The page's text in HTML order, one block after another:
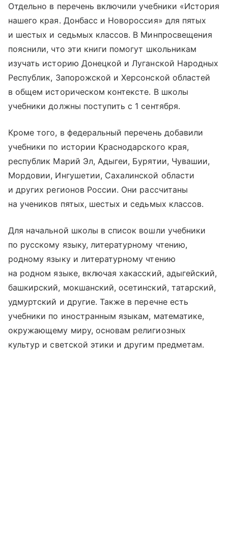
Отдельно в перечень включили учебники «История
нашего края. Донбасс и Новороссия» для пятых
и шестых и седьмых классов. В Минпросвещения
пояснили, что эти книги помогут школьникам
изучать историю Донецкой и Луганской Народных
Республик, Запорожской и Херсонской областей
в общем историческом контексте. В школы
учебники должны поступить с 1 сентября.
Кроме того, в федеральный перечень добавили
учебники по истории Краснодарского края,
республик Марий Эл, Адыгеи, Бурятии, Чувашии,
Мордовии, Ингушетии, Сахалинской области
и других регионов России. Они рассчитаны
на учеников пятых, шестых и седьмых классов.
Для начальной школы в список вошли учебники
по русскому языку, литературному чтению,
родному языку и литературному чтению
на родном языке, включая хакасский, адыгейский,
башкирский, мокшанский, осетинский, татарский,
удмуртский и другие. Также в перечне есть
учебники по иностранным языкам, математике,
окружающему миру, основам религиозных
культур и светской этики и другим предметам.